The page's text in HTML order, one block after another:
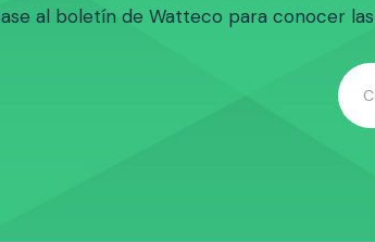
al boletín de Watteco para conocer